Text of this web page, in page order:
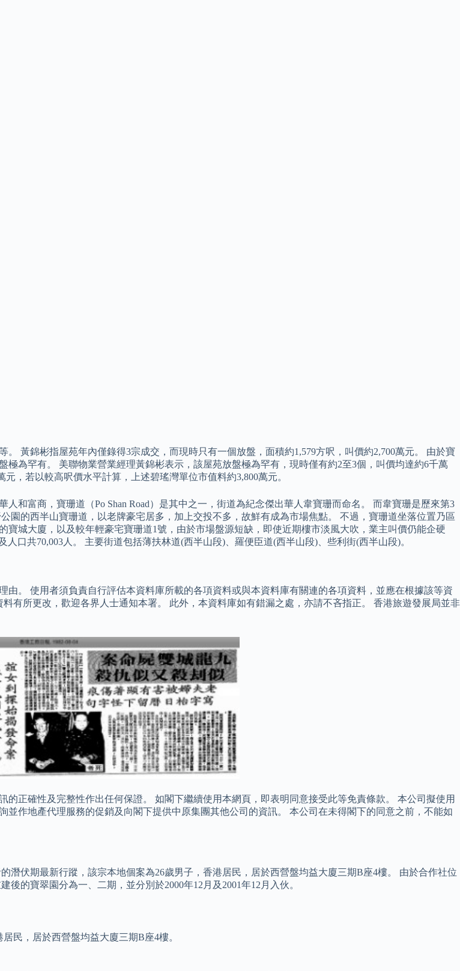
黃錦彬指屋苑年內僅錄得3宗成交，而現時只有一個放盤，面積約1,579方呎，叫價約2,700萬元。 由於寶
為罕有。 美聯物業營業經理黃錦彬表示，該屋苑放盤極為罕有，現時僅有約2至3個，叫價均達約6千萬
，若以較高呎價水平計算，上述碧瑤灣單位市值料約3,800萬元。
和富商，寶珊道（Po Shan Road）是其中之一，街道為紀念傑出華人韋寶珊而命名。 而韋寶珊是歷來第3
園的西半山寶珊道，以老牌豪宅居多，加上交投不多，故鮮有成為市場焦點。 不過，寶珊道坐落位置乃區
城大廈，以及較年輕豪宅寶珊道1號，由於市場盤源短缺，即使近期樓市淡風大吹，業主叫價仍能企硬
口共70,003人。 主要街道包括薄扶林道(西半山段)、羅便臣道(西半山段)、些利街(西半山段)。
。 使用者須負責自行評估本資料庫所載的各項資料或與本資料庫有關連的各項資料，並應在根據該等資
有所更改，歡迎各界人士通知本署。 此外，本資料庫如有錯漏之處，亦請不吝指正。 香港旅遊發展局並非
正確性及完整性作出任何保證。 如閣下繼續使用本網頁，即表明同意接受此等免責條款。 本公司擬使用
作地產代理服務的促銷及向閣下提供中原集團其他公司的資訊。 本公司在未得閣下的同意之前，不能如
潛伏期最新行蹤，該宗本地個案為26歲男子，香港居民，居於西營盤均益大廈三期B座4樓。 由於合作社位
的寶翠園分為一、二期，並分別於2000年12月及2001年12月入伙。
民，居於西營盤均益大廈三期B座4樓。